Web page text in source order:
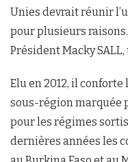
Unies devrait réunir
pour plusieurs raisons.
Président Macky
Elu en 2012, il
sous-région marquée
pour les régimes
dernières années les